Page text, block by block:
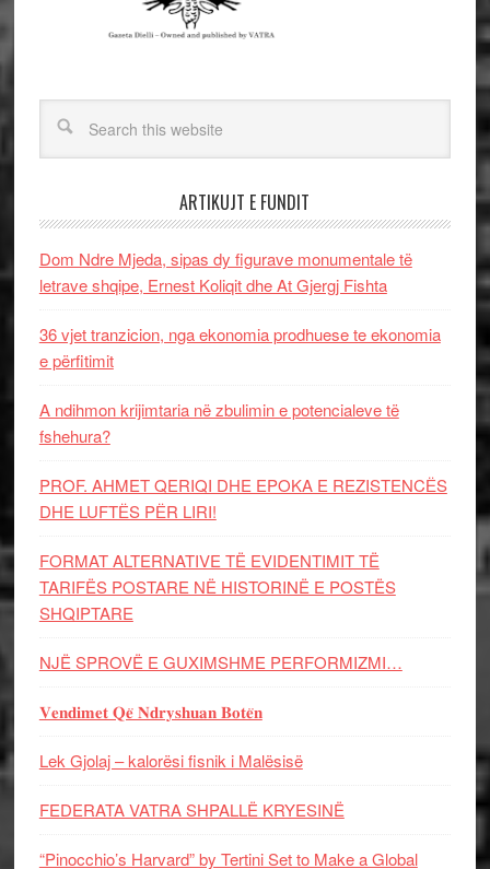
ARTIKUJT E FUNDIT
Dom Ndre Mjeda, sipas dy figurave monumentale të
letrave shqipe, Ernest Koliqit dhe At Gjergj Fishta
36 vjet tranzicion, nga ekonomia prodhuese te ekonomia
e përfitimit
A ndihmon krijimtaria në zbulimin e potencialeve të
fshehura?
PROF. AHMET QERIQI DHE EPOKA E REZISTENCЁS
DHE LUFTЁS PЁR LIRI!
FORMAT ALTERNATIVE TË EVIDENTIMIT TË
TARIFËS POSTARE NË HISTORINË E POSTËS
SHQIPTARE
NJË SPROVË E GUXIMSHME PERFORMIZMI…
𝐕𝐞𝐧𝐝𝐢𝐦𝐞𝐭 𝐐𝐞̈ 𝐍𝐝𝐫𝐲𝐬𝐡𝐮𝐚𝐧 𝐁𝐨𝐭𝐞̈𝐧
Lek Gjolaj – kalorësi fisnik i Malësisë
FEDERATA VATRA SHPALLË KRYESINË
“Pinocchio’s Harvard” by Tertini Set to Make a Global